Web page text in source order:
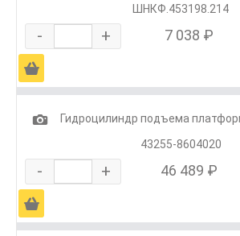
ШНКФ.453198.214
- + 7 038 ₽
Ä
1
Гидроцилиндр подъема
43255-8604020
- + 46 489 ₽
Ä